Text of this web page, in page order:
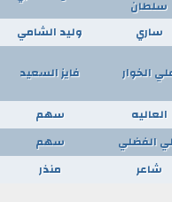
سلطان
ساري وليد الشامي
الخوار فايز السعيد
العاليه سهم
الفضلي سهم
شاعر منذر